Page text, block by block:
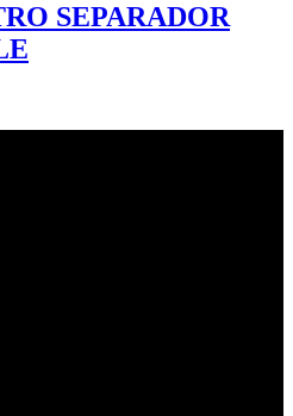
SEPARADOR